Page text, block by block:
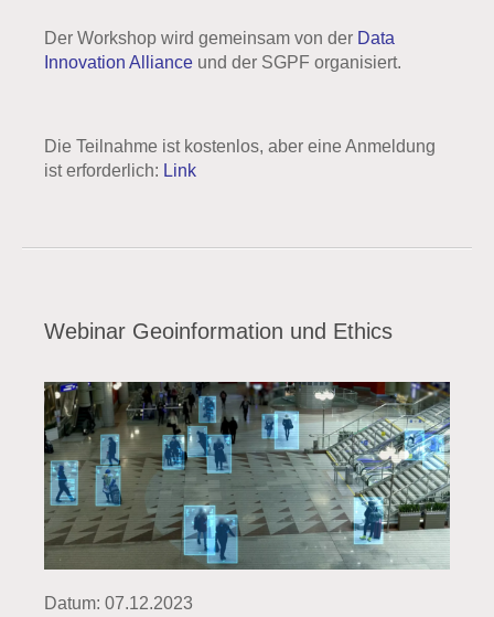
Der Workshop wird gemeinsam von der Data
Innovation Alliance und der SGPF organisiert.
Die Teilnahme ist kostenlos, aber eine Anmeldung
ist erforderlich: Link
Webinar Geoinformation und Ethics
Datum: 07.12.2023